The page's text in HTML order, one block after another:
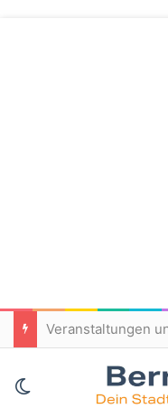
Skin umschalten